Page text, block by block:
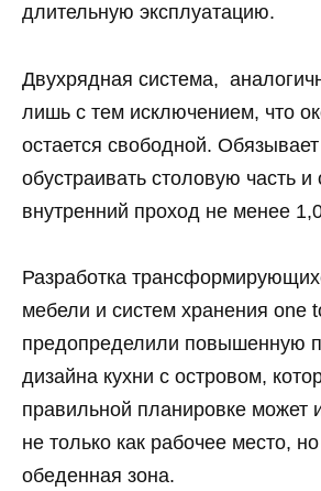
длительную эксплуатацию.
Двухрядная система,
лишь с тем исключением, что
остается свободной.
обустраивать столовую часть и
внутренний проход не менее
Разработка
мебели и систем хранения one
предопределили повышенную
дизайна кухни с островом,
правильной планировке может
не только как рабочее место,
обеденная зона.